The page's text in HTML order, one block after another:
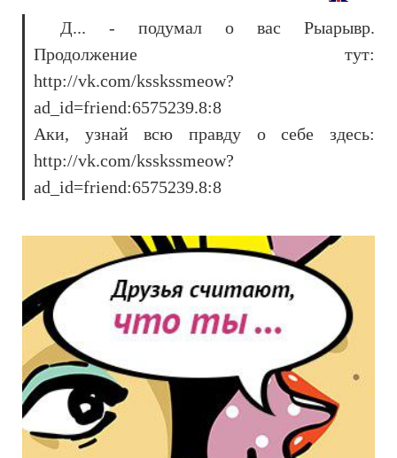
Д... - подумал о вас Рыарывр.
Продолжение тут:
http://vk.com/ksskssmeow?
ad_id=friend:6575239.8:8
Аки, узнай всю правду о себе здесь:
http://vk.com/ksskssmeow?
ad_id=friend:6575239.8:8